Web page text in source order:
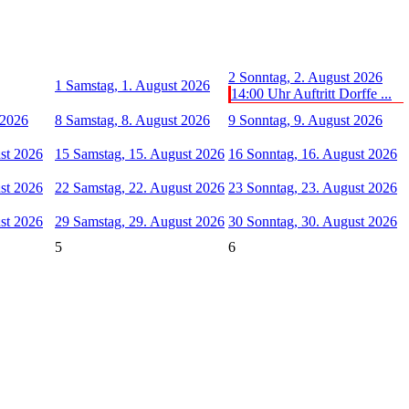
1 Samstag, 1. August 2026
2 Sonntag, 2. August 2026
14:00 Uhr Auftritt Dorffe ...
8 Samstag, 8. August 2026 9 Sonntag, 9. August 2026
2026 15 Samstag, 15. August 2026 16 Sonntag, 16. August 2026
2026 22 Samstag, 22. August 2026 23 Sonntag, 23. August 2026
2026 29 Samstag, 29. August 2026 30 Sonntag, 30. August 2026
5
6